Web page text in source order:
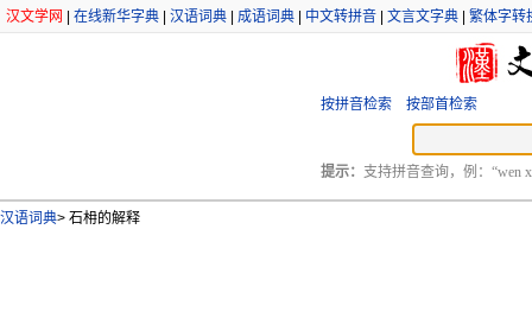
汉文学网 在线新华字典 汉语词典 成语词典 中文转拼音 文言文字典 繁体字转
按拼音检索 按部首检索
提示： 支持拼音查询，例：“wen
汉语词典> 石枏的解释